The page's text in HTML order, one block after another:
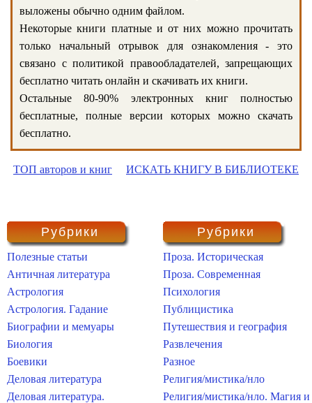
выложены обычно одним файлом.
Некоторые книги платные и от них можно прочитать
только начальный отрывок для ознакомления - это
связано с политикой правообладателей, запрещающих
бесплатно читать онлайн и скачивать их книги.
Остальные 80-90% электронных книг полностью
бесплатные, полные версии которых можно скачать
бесплатно.
ТОП авторов и книг ИСКАТЬ КНИГУ В БИБЛИОТЕКЕ
Рубрики
Полезные статьи
Античная литература
Астрология
Астрология. Гадание
Биографии и мемуары
Биология
Боевики
Деловая литература
Деловая литература.
Рубрики
Проза. Историческая
Проза. Современная
Психология
Публицистика
Путешествия и география
Развлечения
Разное
Религия/мистика/нло
Религия/мистика/нло. Магия и